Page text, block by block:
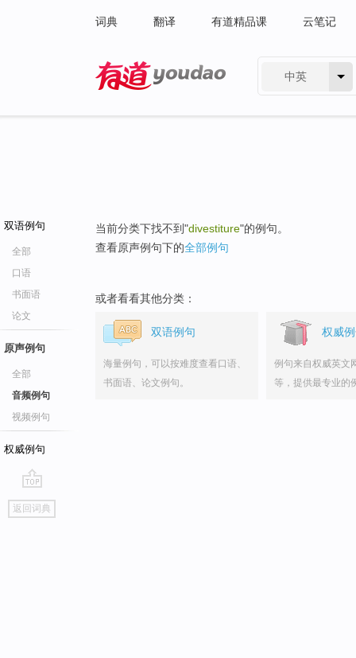
词典 翻译 有道精品课 云笔记
中英
双语例句
全部
口语
书面语
论文
原声例句
全部
音频例句
视频例句
权威例句
go
top
返回词典
当前分类下找不到"divestiture"的例句。
查看原声例句下的全部例句
或者看看其他分类：
双语例句
海量例句，可以按难度查看口语、
书面语、论文例句。
权威
例句来自权威英文
等，提供最专业的